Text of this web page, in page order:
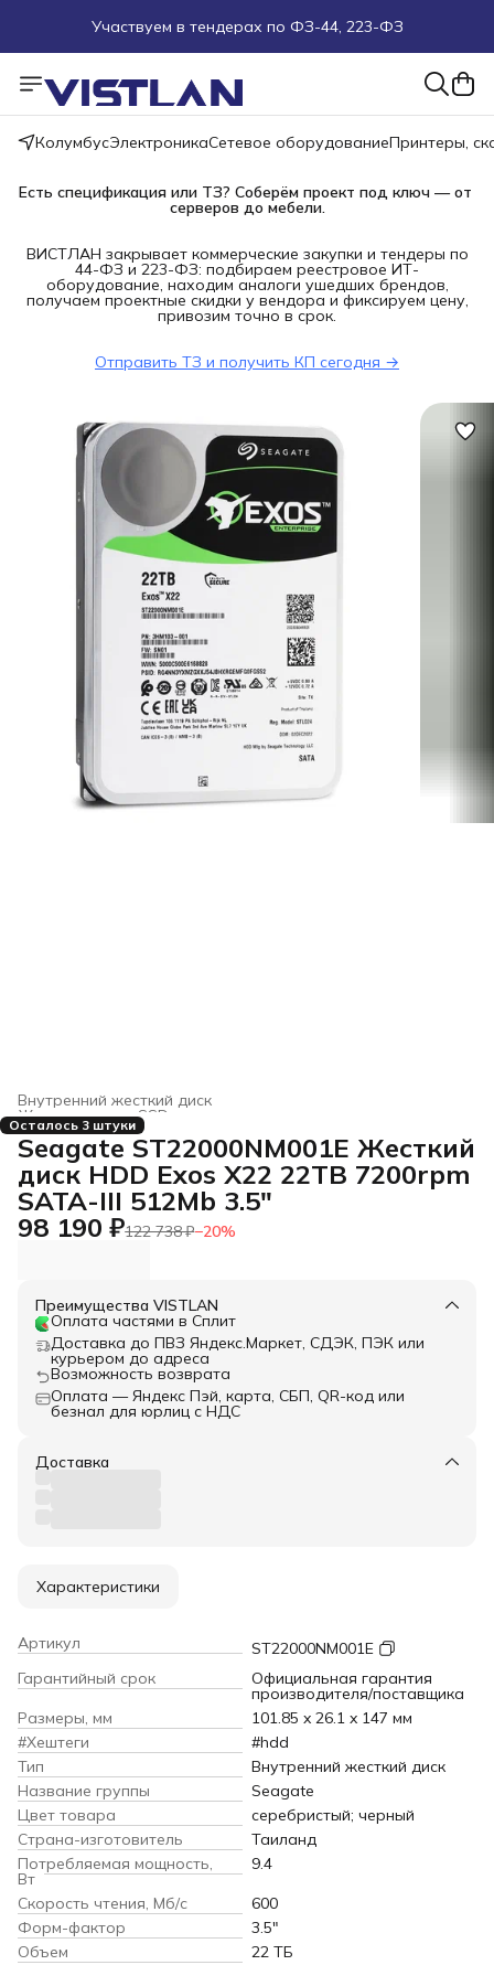
Пуско-наладочные работы
КолумбусЭлектроникаСетевое оборудованиеПринтеры,
Есть спецификация или ТЗ? Соберём проект под ключ — от
серверов до мебели.
ВИСТЛАН закрывает коммерческие закупки и тендеры по
44-ФЗ и 223-ФЗ: подбираем реестровое ИТ-
оборудование, находим аналоги ушедших брендов,
получаем проектные скидки у вендора и фиксируем цену,
привозим точно в срок.
Отправить ТЗ и получить КП сегодня →
Внутренний жесткий диск
Жесткие диски, SSD и сетевые накопители
Электроника
Главная ›
Осталось 3 штуки
Seagate ST22000NM001E Жесткий
диск HDD Exos X22 22TB 7200rpm
SATA-III 512Mb 3.5"
98 190 ₽122 738 ₽−20%
Преимущества VISTLAN
Оплата частями в Сплит
Доставка до ПВЗ Яндекс.Маркет, СДЭК, ПЭК или
курьером до адреса
Возможность возврата
Оплата — Яндекс Пэй, карта, СБП, QR-код или
безнал для юрлиц с НДС
Доставка
Характеристики
Артикул
ST22000NM001E
Гарантийный срок
Официальная гарантия
производителя/поставщика
Размеры, мм
101.85 x 26.1 x 147 мм
#Хештеги
#hdd
Тип
Внутренний жесткий диск
Название группы
Seagate
Цвет товара
серебристый; черный
Страна-изготовитель
Таиланд
Потребляемая мощность,
Вт
9.4
Скорость чтения, Мб/с
600
Форм-фактор
3.5"
Объем
22 ТБ